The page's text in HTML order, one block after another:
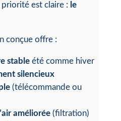
priorité est claire : le
conçue offre :
stableété comme hiver
silencieux
(télécommande ou
améliorée(filtration)